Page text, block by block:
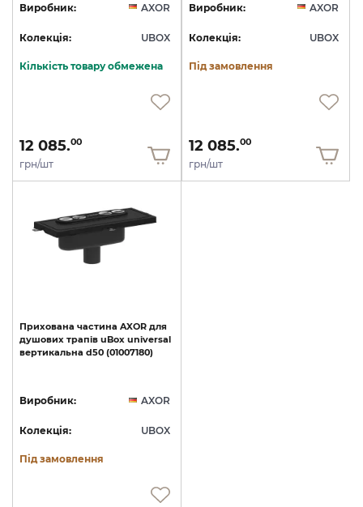
Виробник: AXOR
Колекція: UBOX
Кількість товару обмежена
12 085.00
грн/шт
Виробник: AXOR
Колекція: UBOX
Під замовлення
12 085.00
грн/шт
Прихована частина AXOR для
душових трапів uBox universal
вертикальна d50 (01007180)
Виробник: AXOR
Колекція: UBOX
Під замовлення